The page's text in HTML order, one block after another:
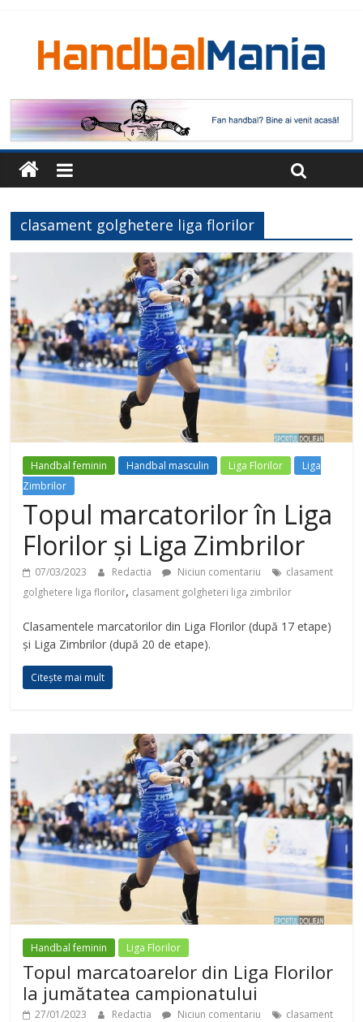
clasament golghetere liga florilor
Handbal feminin Handbal masculin Liga Florilor
Liga
Zimbrilor
Topul marcatorilor în Liga
Florilor și Liga Zimbrilor
07/03/2023 Redactia Niciun comentariu
clasament
golghetere liga florilor, clasament golgheteri liga zimbrilor
Clasamentele marcatorilor din Liga Florilor (după 17 etape)
și Liga Zimbrilor (după 20 de etape).
Citește mai mult
Handbal feminin Liga Florilor
Topul marcatoarelor din Liga Florilor
la jumătatea campionatului
27/01/2023 Redactia Niciun comentariu
clasament